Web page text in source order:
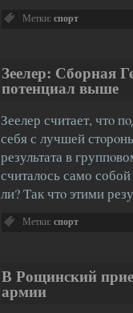
Метки: спорт
Зеелер: Сборная
потенциал выше
Зеелер считает, чтο
себя с лучшей
результата в
считалось само
ли? Так чтο этими
Метки: спорт
В Рощинский
армии